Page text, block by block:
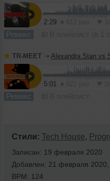
2:29
Ремикс
TR-MEET ➝ Alexandra Stan vs Sebastien Leger - Mr.
5:01
Ремикс
Стили: Tech House,
Записан: 19 февраля 2020
Добавлен: 21 февраля
BPM: 124